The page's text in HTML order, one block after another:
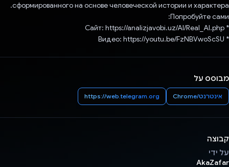
сформированного на основе человеческой истории и характера.
Попробуйте сами:
* Сайт: https://analizjavobi.uz/AI/Real_AI.php
* Видео: https://youtu.be/FzNBVwoScSU
מבוסס על
אינטרנט/Chrome https://web.telegram.org
קבוצה
על ידי
AkaZafar